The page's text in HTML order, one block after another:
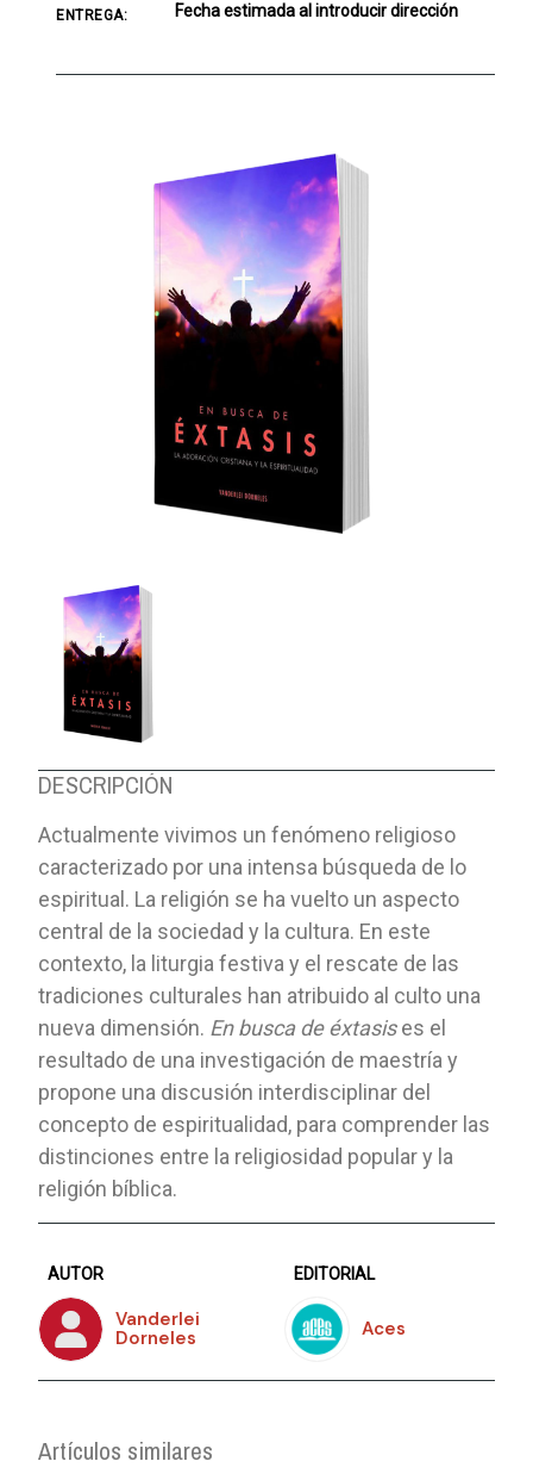
DESCRIPCIÓN
Actualmente vivimos un fenómeno religioso
caracterizado por una intensa búsqueda de lo
espiritual. La religión se ha vuelto un aspecto
central de la sociedad y la cultura. En este
contexto, la liturgia festiva y el rescate de las
tradiciones culturales han atribuido al culto una
nueva dimensión. En busca de éxtasises el
resultado de una investigación de maestría y
propone una discusión interdisciplinar del
concepto de espiritualidad, para comprender las
distinciones entre la religiosidad popular y la
religión bíblica.
AUTOR
Vanderlei
Dorneles
EDITORIAL
Aces
Artículos similares
ENTREGA: Fecha estimada al introducir dirección